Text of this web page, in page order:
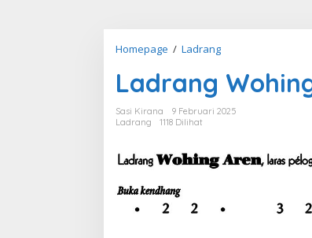
Homepage / LadrangLadrang
Aren
Pelog
6
Ladrang
Sasi Kirana
9 Februari 2025
Ladrang
1118 Dilihat